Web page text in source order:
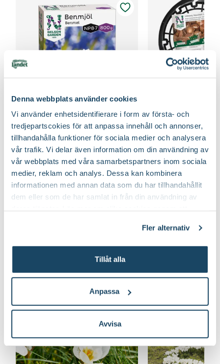
Denna webbplats använder cookies
Vi använder enhetsidentifierare i form av första- och
tredjepartscokies för att anpassa innehåll och annonser,
tillhandahålla funktioner för sociala medier och analysera
vår trafik. Vi delar även information om din användning av
vår webbplats med våra samarbetspartners inom sociala
medier, reklam och analys. Dessa kan kombinera
informationen med annan data som du har tillhandahållit
dem eller som de har samlat in från din användning av
Fler alternativ
Tillåt alla
Anpassa
Avvisa
Benmjöl
Nelson Garden
99:-
Välj butik
Online
Slut i lager
Till Produkten
till Benmjöl produktsida
Lökkorg 3-pack
Nelson Garden
4990
Välj butik
Online